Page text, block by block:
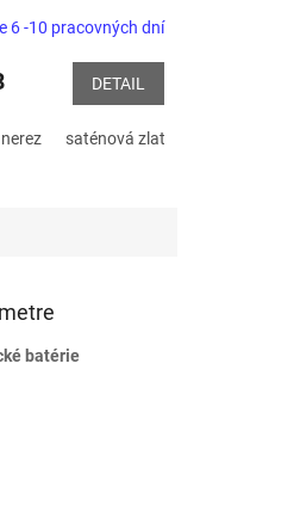
tmavá oceľ
6 -10 pracovných dní
DETAIL
saténová zlatá
batérie